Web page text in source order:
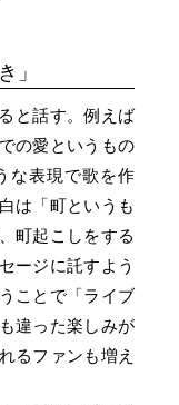
」
と話す。例えば
の愛というもの
な表現で歌を作
は「町というも
町起こしをする
ージに託すよう
ことで「ライブ
違った楽しみが
るファンも増え